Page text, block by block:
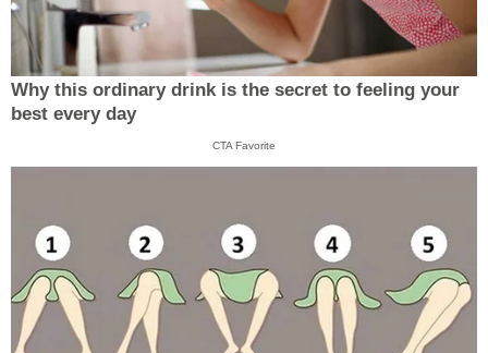
Why this ordinary drink is the secret to feeling your
best every day
CTA Favorite